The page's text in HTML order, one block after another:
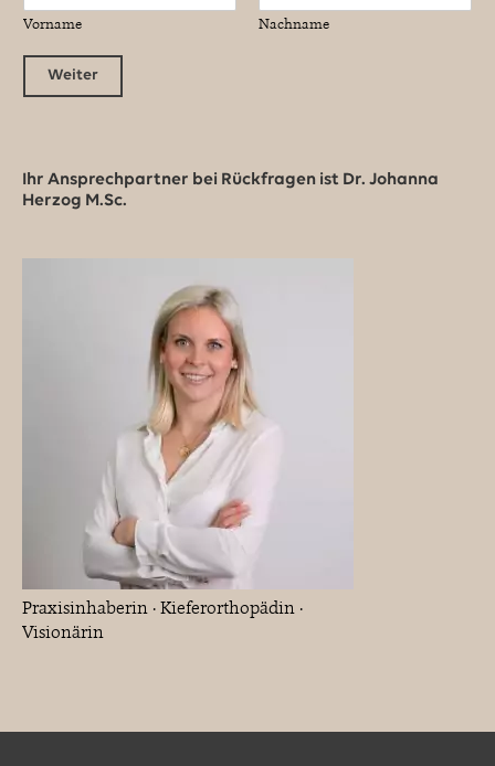
Vorname Nachname
Weiter
Ihr Ansprechpartner bei Rückfragen ist Dr. Johanna
Herzog M.Sc.
Praxisinhaberin · Kieferorthopädin ·
Visionärin